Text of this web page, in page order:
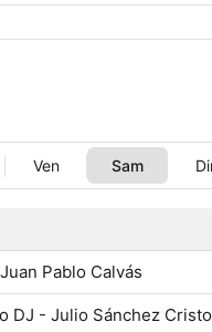
Ven Sam
Pablo Calvás
DJ - Julio Sánchez Cristo